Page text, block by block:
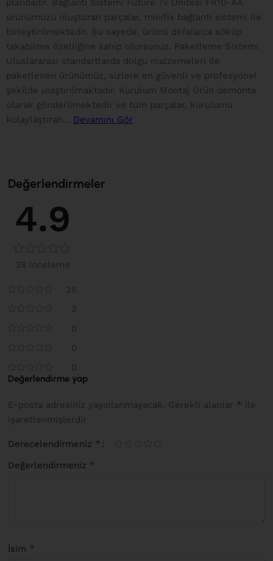
ürünümüzü oluşturan parçalar, minifix bağlantı sistemi ile
birleştirilmektedir. Bu sayede, ürünü defalarca söküp
takabilme özelliğine sahip olursunuz. Paketleme Sistemi
Uluslararası standartlarda dolgu malzemeleri ile
paketlenen ürünümüz, sizlere en güvenli ve profesyonel
şekilde ulaştırılmaktadır. Kurulum Montaj Ürün demonte
olarak gönderilmektedir ve tüm parçalar, kurulumu
kolaylaştıran...
Devamını Gör
Değerlendirmeler
4.9
38 inceleme
35
3
0
0
0
Değerlendirme yap
E-posta adresiniz yayınlanmayacak. Gerekli alanlar * ile
işaretlenmişlerdir
Derecelendirmeniz *
Değerlendirmeniz *
İsim *